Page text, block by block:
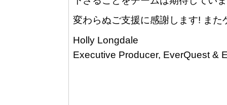
変わらぬご支援に感謝します! ま
Holly Longdale
Executive Producer, EverQuest &